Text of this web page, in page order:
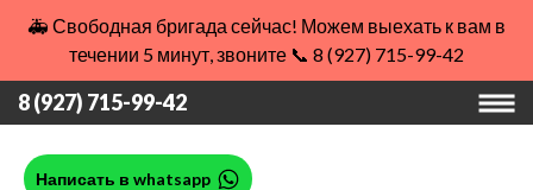
🚑 Свободная бригада сейчас! Можем выехать к вам в
течении 5 минут, звоните 📞 8 (927) 715-99-42
8 (927) 715-99-42
Написать в whatsapp